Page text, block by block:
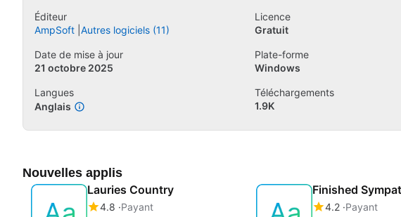
Éditeur
AmpSoft Autres logiciels (11)
Licence
Gratuit
Date de mise à jour
21 octobre 2025
Plate-forme
Windows
Langues
Anglais
Téléchargements
1.9K
Nouvelles applis
Lauries Country
4.8 Payant
Finished
4.2 Payant